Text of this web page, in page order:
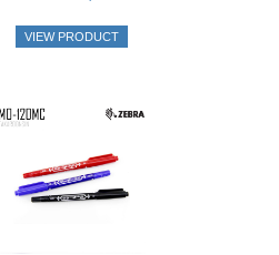
VIEW PRODUCT